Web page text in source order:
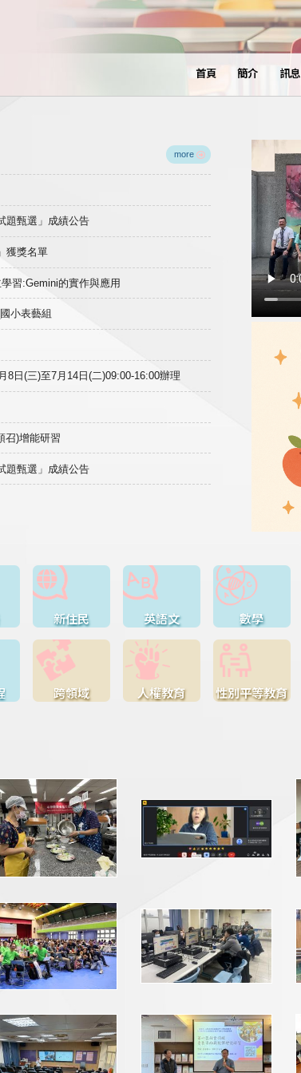
首頁 簡介 訊息
more
題甄選」成績公告
獲獎名單
習:Gemini的實作與應用
小表藝組
8日(三)至7月14日(二)09:00-16:00辦理
召)增能研習
題甄選」成績公告
新住民 英語文 數學
跨領域 人權教育 性別平等教育